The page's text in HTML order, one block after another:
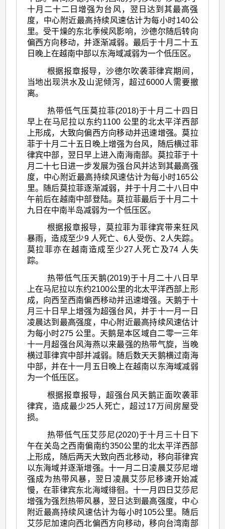
十月二十二日增强为台风，翌日达到其最高强
度，中心附近最高持续风速估计为每小时140公
里。受干燥的东北季候风影响，沙德尔随后转向
偏西方向移动，并逐渐减弱。最后于十月二十五
日晚上在越南中部以东海域减弱为一个低压区。
根据报章报导，沙德尔吹袭菲律宾期间，
当地出现洪水及山泥倾泻，超过6000人需要撤
离。
热带低气压莫拉菲(2018)于十月二十四日
早上在马尼拉以东约1100 公里的北太平洋西部
上形成，大致向偏西方向移动并迅速增强。莫拉
菲于十月二十五日晚上增强为台风，随后横过菲
律宾中部，翌日早上进入南海南部。莫拉菲于十
月二十七日进一步发展为强台风并达到其最高强
度，中心附近最高持续风速估计为每小时165公
里。随后莫拉菲逐渐减弱，并于十月二十八日中
午前后在越南中部登陆。莫拉菲最后于十月二十
九日在中南半岛减弱为一个低压区。
根据报章报导，莫拉菲为菲律宾带来狂风
暴雨，造成至少9 人死亡、6人受伤、2人失踪。
莫拉菲亦在越南造成至少27人死亡及74 人失
踪。
热带低气压天鹅(2019)于十月二十八日早
上在马尼拉以东约2100公里的北太平洋西部上形
成，向西至西南偏西移动并迅速增强。天鹅于十
月三十日早上增强为超强台风，并于十一月一日
凌晨达到最高强度，中心附近最高持续风速估计
为每小时275 公里。天鹅是本区域自二零一三年
十一月超强台风海燕以来最强的热带气旋，当晚
横过菲律宾中部并减弱。随后数天天鹅横过南海
中部，并在十一月五日晚上在越南以东海域减弱
为一个低压区。
根据报章报导，超强台风天鹅正面吹袭菲
律宾，造成最少25人死亡，超过17万间房屋受
损。
热带低气压艾莎尼(2020)于十月三十日下
午在关岛之西南偏南约350公里的北太平洋西部
上形成，随后两天大致向西北移动，移向菲律宾
以东海域并逐渐增强。十一月二日凌晨艾莎尼增
强成为热带风暴，翌日凌晨艾莎尼移速开始减
慢，在菲律宾东北海域徘徊。十一月四日艾莎尼
增强为强烈热带风暴，翌日达到最高强度，中心
附近最高持续风速估计为每小时105公里。随后
艾莎尼加速向西北偏西方向移动，移向台湾南部